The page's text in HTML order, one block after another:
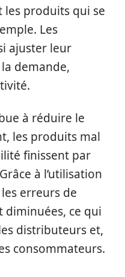
les produits qui se
Les
ajuster leur
demande,
à réduire le
les produits mal
finissent par
à l’utilisation
erreurs de
ce qui
distributeurs et,
consommateurs.